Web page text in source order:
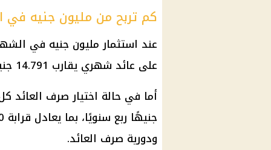
كم تربح من مليون جنيه في
عند استثمار مليون جنيه في
على عائد شهري يقارب 14.791 جنيهًا، بإجمالي سنوي يصل إلى نحو 177.500 جنيه.
ودورية صرف العائد.